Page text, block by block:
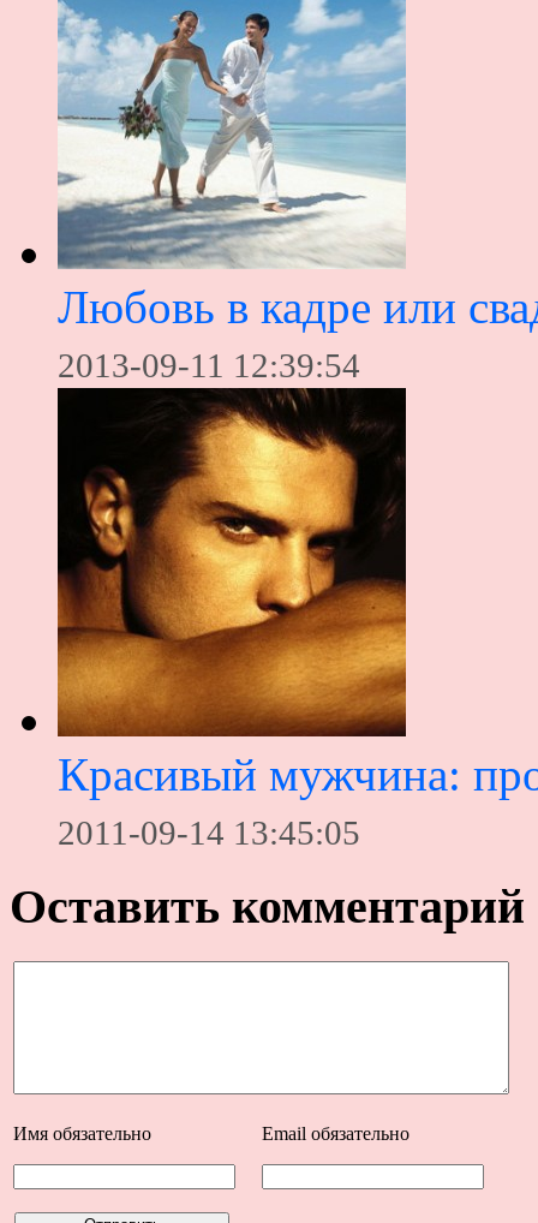
Любовь в кадре или
2013-09-11 12:39:54
Красивый мужчина:
2011-09-14 13:45:05
Оставить комментарий
Имя обязательно Email обязательно